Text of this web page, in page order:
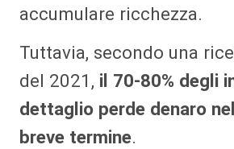
accumulare ricchezza.
Tuttavia, secondo una
del 2021, il 70-80% degli
dettaglio perde denaro
breve termine.